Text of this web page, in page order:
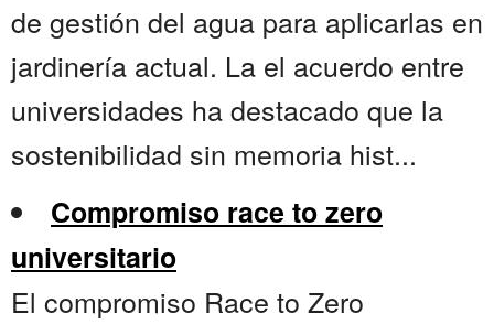
de gestión del agua para aplicarlas en
jardinería actual. La el acuerdo entre
universidades ha destacado que la
sostenibilidad sin memoria hist...
Compromiso race to zero
universitario
El compromiso Race to Zero